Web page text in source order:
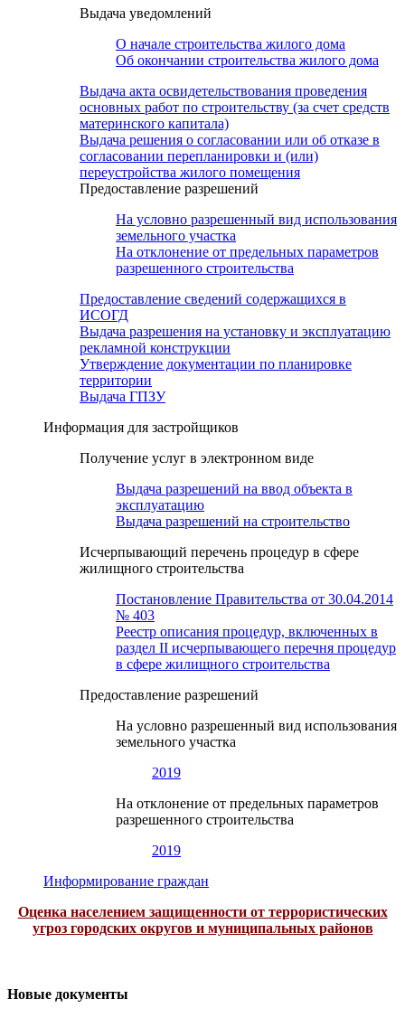
Выдача уведомлений
О начале строительства жилого дома
Об окончании строительства жилого дома
Выдача акта освидетельствования проведения
основных работ по строительству (за счет средств
материнского капитала)
Выдача решения о согласовании или об отказе в
согласовании перепланировки и (или)
переустройства жилого помещения
Предоставление разрешений
На условно разрешенный вид использования
земельного участка
На отклонение от предельных параметров
разрешенного строительства
Предоставление сведений содержащихся в
ИСОГД
Выдача разрешения на установку и эксплуатацию
рекламной конструкции
Утверждение документации по планировке
территории
Выдача ГПЗУ
Информация для застройщиков
Получение услуг в электронном виде
Выдача разрешений на ввод объекта в
эксплуатацию
Выдача разрешений на строительство
Исчерпывающий перечень процедур в сфере
жилищного строительства
Постановление Правительства от 30.04.2014
№ 403
Реестр описания процедур, включенных в
раздел II исчерпывающего перечня процедур
в сфере жилищного строительства
Предоставление разрешений
На условно разрешенный вид использования
земельного участка
2019
На отклонение от предельных параметров
разрешенного строительства
2019
Информирование граждан
Оценка населением защищенности от террористических
угроз городских округов и муниципальных районов
Новые документы